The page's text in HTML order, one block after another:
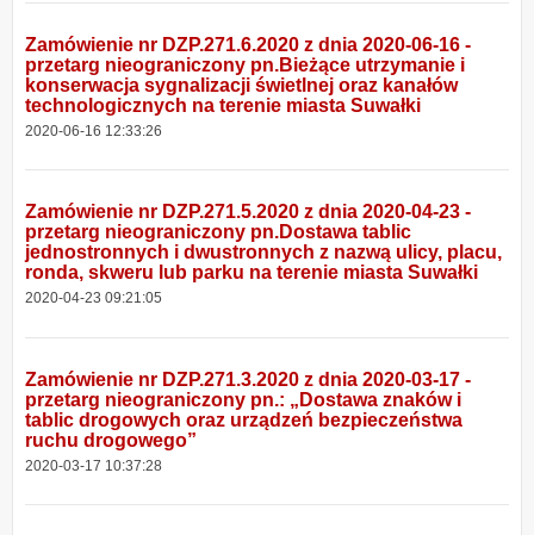
Zamówienie nr DZP.271.6.2020 z dnia 2020-06-16 -
przetarg nieograniczony pn.Bieżące utrzymanie i
konserwacja sygnalizacji świetlnej oraz kanałów
technologicznych na terenie miasta Suwałki
2020-06-16 12:33:26
Zamówienie nr DZP.271.5.2020 z dnia 2020-04-23 -
przetarg nieograniczony pn.Dostawa tablic
jednostronnych i dwustronnych z nazwą ulicy, placu,
ronda, skweru lub parku na terenie miasta Suwałki
2020-04-23 09:21:05
Zamówienie nr DZP.271.3.2020 z dnia 2020-03-17 -
przetarg nieograniczony pn.: „Dostawa znaków i
tablic drogowych oraz urządzeń bezpieczeństwa
ruchu drogowego”
2020-03-17 10:37:28